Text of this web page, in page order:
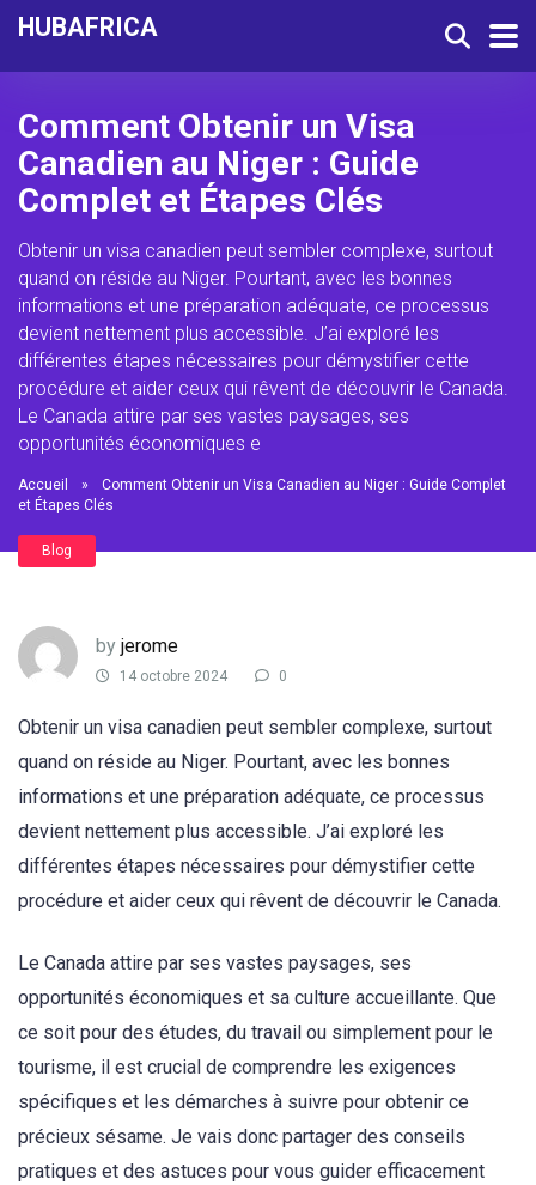
HUBAFRICA
Comment Obtenir un Visa
Canadien au Niger : Guide
Complet et Étapes Clés
Obtenir un visa canadien peut sembler complexe, surtout
quand on réside au Niger. Pourtant, avec les bonnes
informations et une préparation adéquate, ce processus
devient nettement plus accessible. J’ai exploré les
différentes étapes nécessaires pour démystifier cette
procédure et aider ceux qui rêvent de découvrir le Canada.
Le Canada attire par ses vastes paysages, ses
opportunités économiques e
Accueil »
Comment Obtenir un Visa Canadien au Niger : Guide Complet
et Étapes Clés
Blog
by jerome
14 octobre 2024 0
Obtenir un visa canadien peut sembler complexe, surtout
quand on réside au Niger. Pourtant, avec les bonnes
informations et une préparation adéquate, ce processus
devient nettement plus accessible. J’ai exploré les
différentes étapes nécessaires pour démystifier cette
procédure et aider ceux qui rêvent de découvrir le Canada.
Le Canada attire par ses vastes paysages, ses
opportunités économiques et sa culture accueillante. Que
ce soit pour des études, du travail ou simplement pour le
tourisme, il est crucial de comprendre les exigences
spécifiques et les démarches à suivre pour obtenir ce
précieux sésame. Je vais donc partager des conseils
pratiques et des astuces pour vous guider efficacement